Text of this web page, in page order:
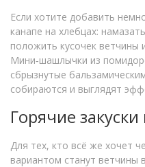
Если хотите добавить
канапе на хлебцах:
положить кусочек ветчины
Мини‑шашлычки из
сбрызнутые
собираются и выглядят
Горячие
Для тех, кто всё же хочет
вариантом станут ветчины